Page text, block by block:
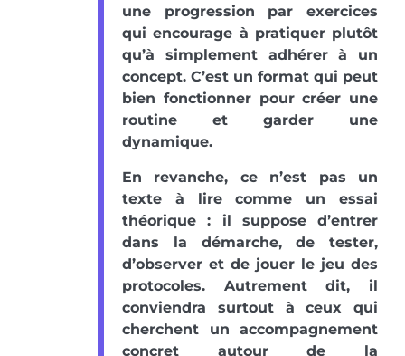
une progression par exercices
qui encourage à pratiquer plutôt
qu’à simplement adhérer à un
concept. C’est un format qui peut
bien fonctionner pour créer une
routine et garder une
dynamique.
En revanche, ce n’est pas un
texte à lire comme un essai
théorique : il suppose d’entrer
dans la démarche, de tester,
d’observer et de jouer le jeu des
protocoles. Autrement dit, il
conviendra surtout à ceux qui
cherchent un accompagnement
concret autour de la